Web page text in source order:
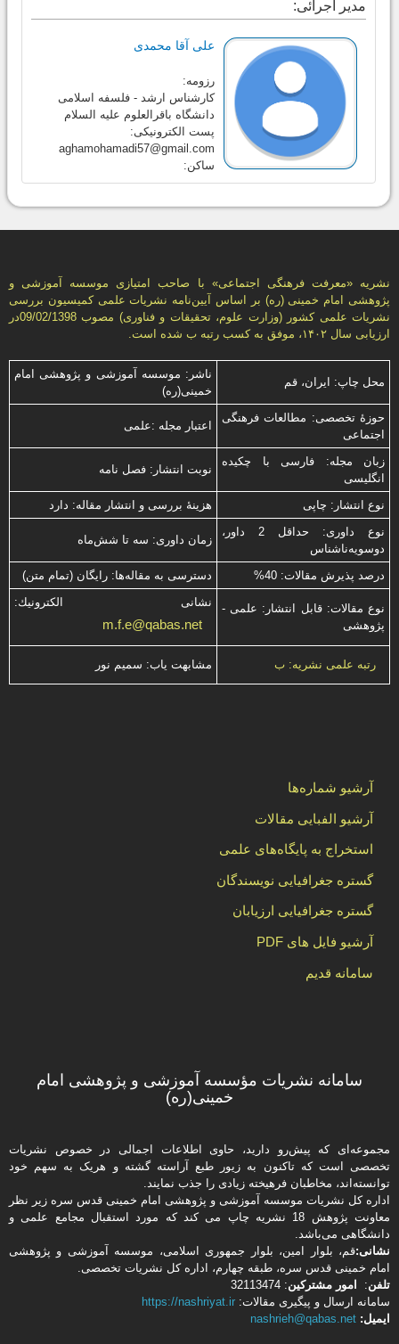
مدیر اجرائی:
علی آقا محمدی
رزومه:
کارشناس ارشد - فلسفه اسلامی
دانشگاه باقرالعلوم علیه السلام
پست الکترونیکی:
aghamohamadi57@gmail.com
ساکن:
نشریه «معرفت فرهنگی اجتماعی» با صاحب امتیازی موسسه آموزشی و
پژوهشی امام خمینی (ره) بر اساس آیین‌نامه نشریات علمی كمیسیون بررسى
نشریات علمى كشور (وزارت علوم، تحقیقات و فناورى) مصوب 09/02/1398در
ارزیابی سال ۱۴۰۲، موفق به کسب رتبه ب شده است.
محل چاپ: ایران، قم
ناشر: موسسه آموزشی و پژوهشی امام
خمینی(ره)
حوزۀ تخصصی: مطالعات فرهنگی
اجتماعی
اعتبار مجله :علمی
زبان مجله: فارسی با چكیده
انگلیسی
نوبت انتشار: فصل نامه
نوع انتشار: چاپی
هزینۀ بررسی و انتشار مقاله: دارد
نوع داوری: حداقل 2 داور،
دوسویه‌ناشناس
زمان داوری: سه تا شش‌ماه
درصد پذیرش مقالات: 40% دسترسی به مقاله‌ها: رایگان (تمام متن)
نوع مقالات: قابل انتشار: علمی -
پژوهشی
نشانی الكترونیك:
m.f.e@qabas.net
رتبه علمی نشریه: ب مشابهت ياب: سميم نور
آرشیو شماره‌ها
آرشیو الفبایی مقالات
استخراج به پایگاه‌های علمی
گستره جغرافیایی نویسندگان
گستره جغرافیایی ارزیابان
آرشیو فایل های PDF
سامانه قدیم
سامانه نشریات مؤسسه آموزشی و پژوهشی امام
خمینی(ره)
مجموعه‌ای که پیش‌رو دارید،‌ حاوی اطلاعات اجمالی در خصوص نشریات
تخصصی است که تاکنون به زیور طبع آراسته گشته و هریک به سهم خود
توانسته‌اند، مخاطبان فرهیخته‌ زیادی را جذب نمایند.
اداره كل نشریات موسسه آموزشی و پژوهشی امام خمینی قدس سره زیر نظر
معاونت پژوهش 18 نشریه چاپ می کند که مورد استقبال مجامع علمی و
دانشگاهی می‌باشد.
نشانی:قم، بلوار امین، بلوار جمهوری اسلامی، موسسه آموزشی و پژوهشی
امام خمینی قدس سره، طبقه چهارم، اداره كل نشریات تخصصی.
تلفن: امور مشتركین: 32113474
سامانه ارسال و پیگیری مقالات: https://nashriyat.ir
ایمیل: nashrieh@qabas.net